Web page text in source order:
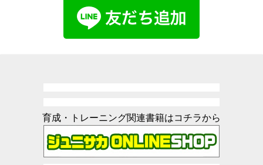
育成・トレーニング関連書籍はコチラから